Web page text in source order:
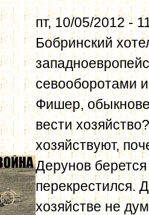
пт, 10/05/2012 -
Бобринский
севооборотами
Фишер,
вести
хозяйствуют,
Дерунов
перекрестился.
хозяйстве не